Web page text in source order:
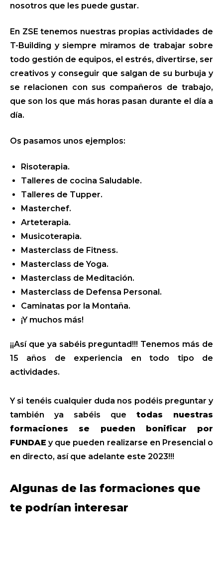
nosotros que les puede gustar.
En ZSE tenemos nuestras propias actividades de
T-Building y siempre miramos de trabajar sobre
todo gestión de equipos, el estrés, divertirse, ser
creativos y conseguir que salgan de su burbuja y
se relacionen con sus compañeros de trabajo,
que son los que más horas pasan durante el día a
día.
Os pasamos unos ejemplos:
Risoterapia.
Talleres de cocina Saludable.
Talleres de Tupper.
Masterchef.
Arteterapia.
Musicoterapia.
Masterclass de Fitness.
Masterclass de Yoga.
Masterclass de Meditación.
Masterclass de Defensa Personal.
Caminatas por la Montaña.
¡Y muchos más!
¡¡Así que ya sabéis preguntad!!! Tenemos más de
15 años de experiencia en todo tipo de
actividades.
Y si tenéis cualquier duda nos podéis preguntar y
también ya sabéis que todas nuestras
formaciones se pueden bonificar por
FUNDAE y que pueden realizarse en Presencial o
en directo, así que adelante este 2023!!!
Algunas de las formaciones que
te podrían interesar